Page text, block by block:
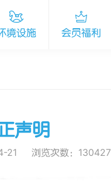
境设施 会员福利
声明
21 浏览次数：130427